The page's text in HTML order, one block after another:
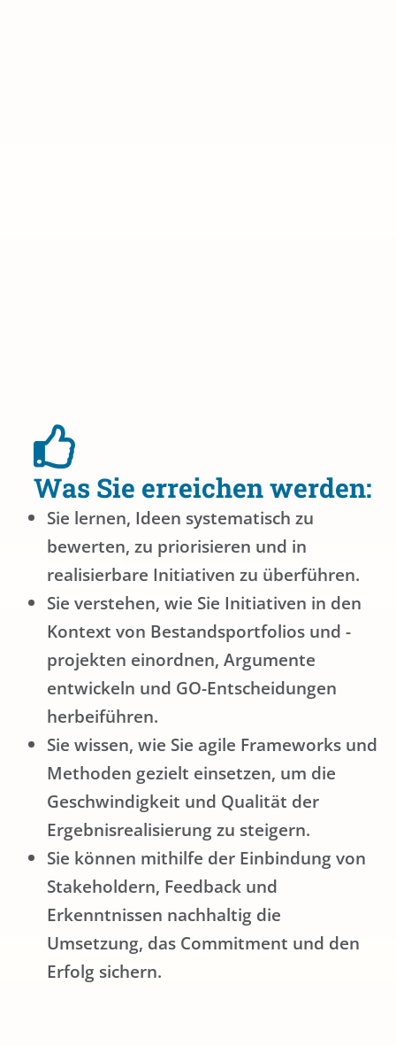
Was Sie erreichen werden:
Sie lernen, Ideen systematisch zu
bewerten, zu priorisieren und in
realisierbare Initiativen zu überführen.
Sie verstehen, wie Sie Initiativen in den
Kontext von Bestandsportfolios und -
projekten einordnen, Argumente
entwickeln und GO-Entscheidungen
herbeiführen.
Sie wissen, wie Sie agile Frameworks und
Methoden gezielt einsetzen, um die
Geschwindigkeit und Qualität der
Ergebnisrealisierung zu steigern.
Sie können mithilfe der Einbindung von
Stakeholdern, Feedback und
Erkenntnissen nachhaltig die
Umsetzung, das Commitment und den
Erfolg sichern.